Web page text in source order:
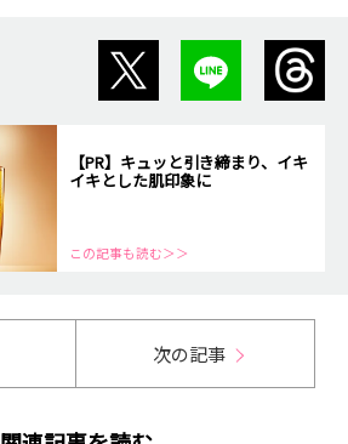
【PR】キュッと引き締まり、イキ
イキとした肌印象に
この記事も読む＞＞
次の記事